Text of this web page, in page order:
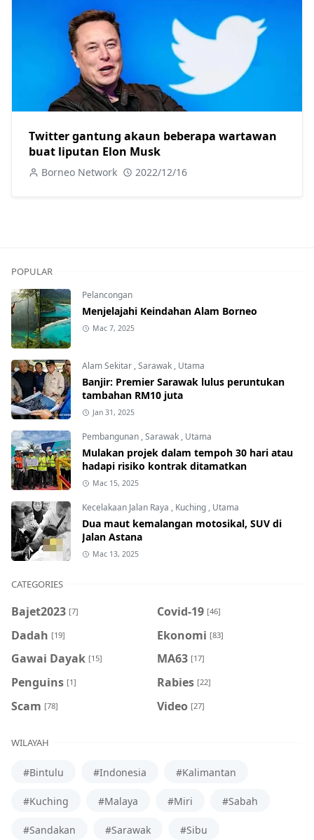
Twitter gantung akaun beberapa wartawan
buat liputan Elon Musk
Borneo Network 2022/12/16
POPULAR
Pelancongan
Menjelajahi Keindahan Alam Borneo
Mac 7, 2025
Alam Sekitar ,Sarawak , Utama
Banjir: Premier Sarawak lulus peruntukan
tambahan RM10 juta
Jan 31, 2025
Pembangunan ,Sarawak , Utama
Mulakan projek dalam tempoh 30 hari atau
hadapi risiko kontrak ditamatkan
Mac 15, 2025
Kecelakaan Jalan Raya , Kuching , Utama
Dua maut kemalangan motosikal, SUV di
Jalan Astana
Mac 13, 2025
CATEGORIES
Bajet2023 [7] Covid-19 [46]
Dadah [19] Ekonomi [83]
Gawai Dayak [15] MA63 [17]
Penguins [1] Rabies [22]
Scam [78] Video [27]
WILAYAH
#Bintulu #Indonesia #Kalimantan
#Kuching #Malaya #Miri #Sabah
#Sandakan #Sarawak #Sibu